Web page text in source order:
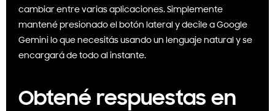
cambiar entre varias aplicaciones. Simplemente
mantené presionado el botón lateral y decile a Google
Gemini lo que necesitás usando un lenguaje natural y se
encargará de todo al instante.
Obtené respuestas en